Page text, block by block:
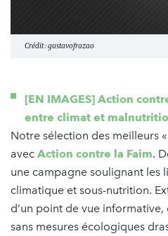
Crédit : gustavofrazao
[EN IMAGES] Action
entre climat et
Notre sélection des meilleurs
avec Action contre la Faim.
une campagne soulignant les
climatique et sous-nutrition.
d’un point de vue
sans mesures écologiques